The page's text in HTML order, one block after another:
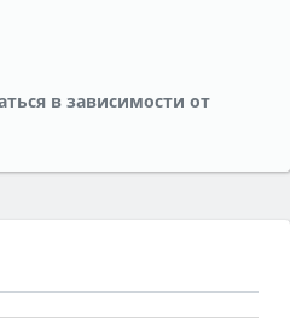
в зависимости от